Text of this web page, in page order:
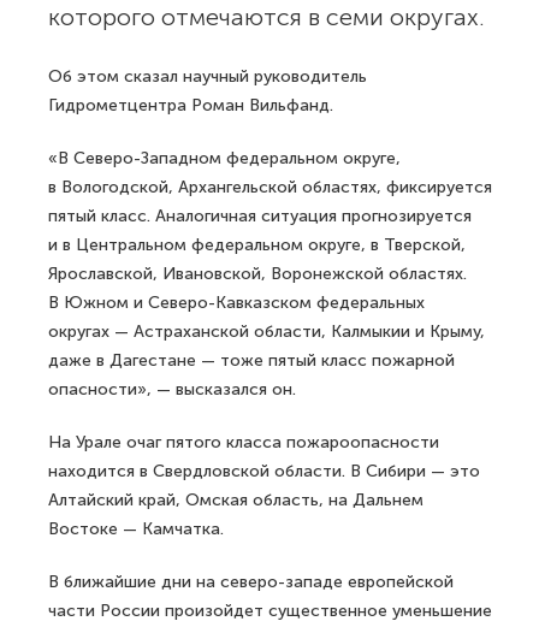
которого отмечаются в семи округах.
Об этом сказал научный руководитель
Гидрометцентра Роман Вильфанд.
«В Северо-Западном федеральном округе,
в Вологодской, Архангельской областях, фиксируется
пятый класс. Аналогичная ситуация прогнозируется
и в Центральном федеральном округе, в Тверской,
Ярославской, Ивановской, Воронежской областях.
В Южном и Северо-Кавказском федеральных
округах — Астраханской области, Калмыкии и Крыму,
даже в Дагестане — тоже пятый класс пожарной
опасности», — высказался он.
На Урале очаг пятого класса пожароопасности
находится в Свердловской области. В Сибири — это
Алтайский край, Омская область, на Дальнем
Востоке — Камчатка.
В ближайшие дни на северо-западе европейской
части России произойдет существенное уменьшение